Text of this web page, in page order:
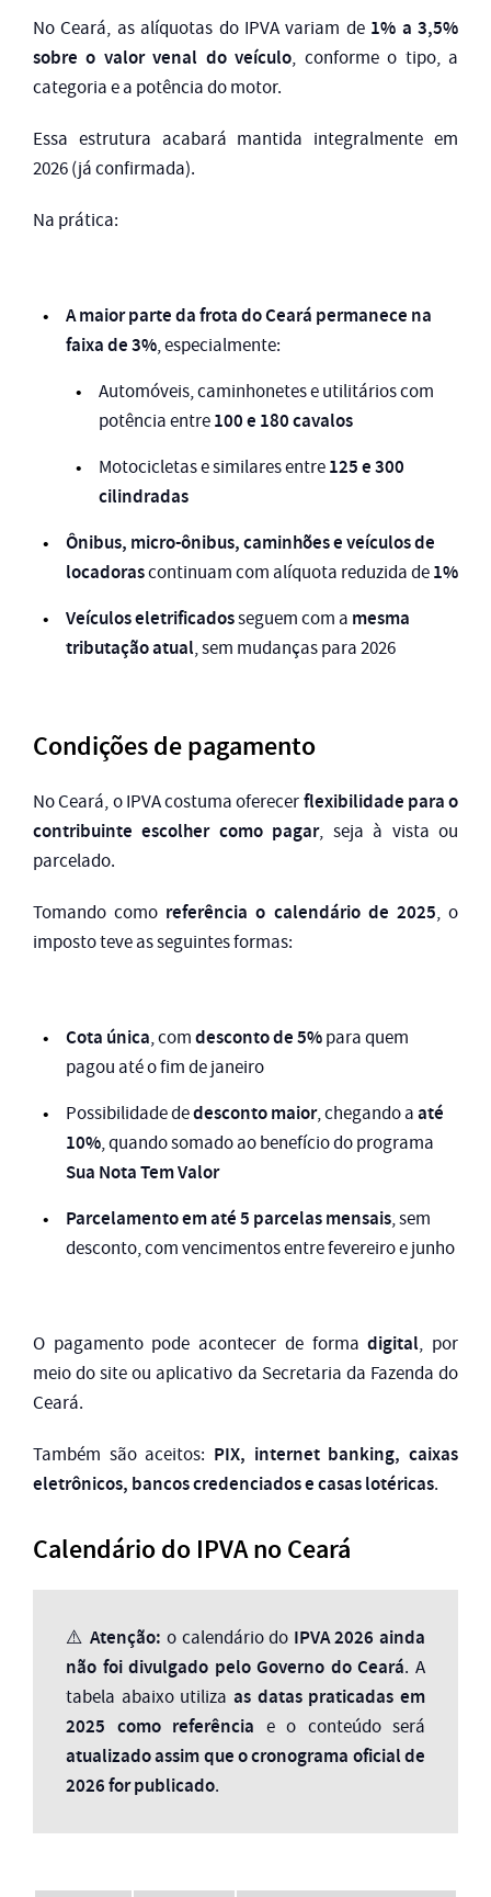
No Ceará, as alíquotas do IPVA variam de 1% a 3,5%
sobre o valor venal do veículo, conforme o tipo, a
categoria e a potência do motor.
Essa estrutura acabará mantida integralmente em
2026 (já confirmada).
Na prática:
A maior parte da frota do Ceará permanece na
faixa de 3%, especialmente:
Automóveis, caminhonetes e utilitários com
potência entre100 e 180 cavalos
Motocicletas e similares entre125 e 300
cilindradas
Ônibus, micro-ônibus, caminhões e veículos de
locadorascontinuam com alíquota reduzida de1%
Veículos eletrificadosseguem com a mesma
tributação atual, sem mudanças para 2026
Condições de pagamento
No Ceará, o IPVA costuma oferecerflexibilidade para o
contribuinte escolher como pagar, seja à vista ou
parcelado.
Tomando como referência o calendário de 2025, o
imposto teve as seguintes formas:
Cota única, comdesconto de 5%para quem
pagou até o fim de janeiro
Possibilidade dedesconto maior, chegando aaté
10%, quando somado ao benefício do programa
Sua Nota Tem Valor
Parcelamento em até 5 parcelas mensais, sem
desconto, com vencimentos entre fevereiro e junho
O pagamento pode acontecer de formadigital, por
meio do site ou aplicativo da Secretaria da Fazenda do
Ceará.
Também são aceitos: PIX, internet banking, caixas
eletrônicos, bancos credenciados e casas lotéricas.
Calendário do IPVA no Ceará
⚠️Atenção: o calendário do IPVA 2026 ainda
não foi divulgado pelo Governo do Ceará. A
tabela abaixo utiliza as datas praticadas em
2025 como referência e o conteúdo será
atualizado assim que o cronograma oficial de
2026 for publicado.